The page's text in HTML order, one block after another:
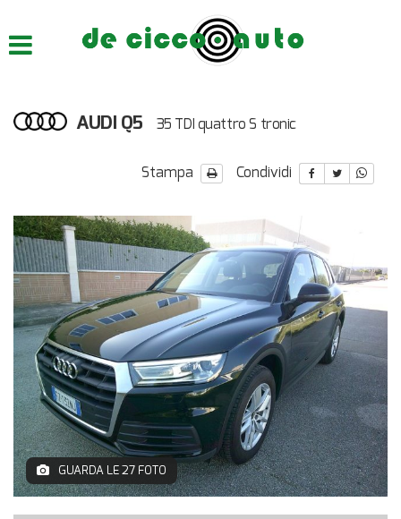
LISTA VEICOLI
ASSISTENZA
CONTATTI
AUDI Q5 35 TDI quattro S tronic
Stampa Condividi
GUARDA LE 27 FOTO